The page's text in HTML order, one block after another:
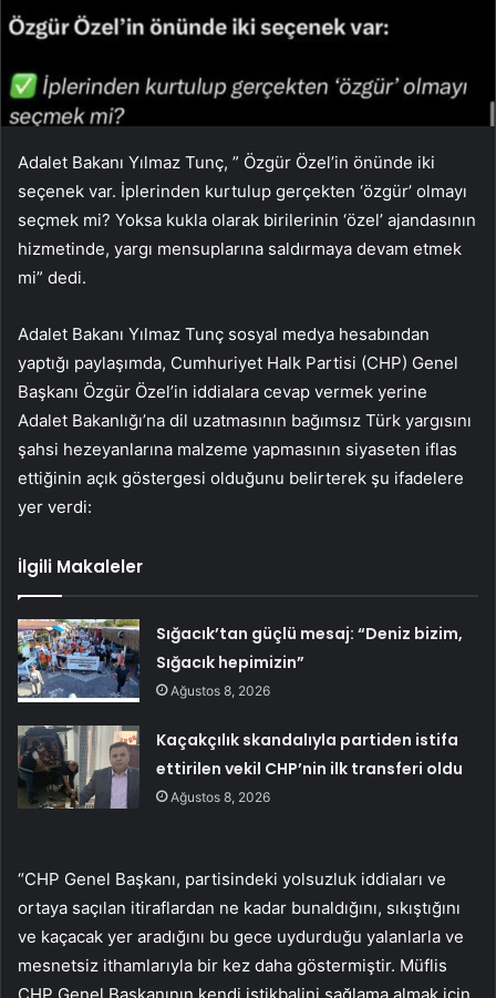
Adalet Bakanı Yılmaz Tunç, ” Özgür Özel’in önünde iki
seçenek var. İplerinden kurtulup gerçekten ‘özgür’ olmayı
seçmek mi? Yoksa kukla olarak birilerinin ‘özel’ ajandasının
hizmetinde, yargı mensuplarına saldırmaya devam etmek
mi” dedi.
Adalet Bakanı Yılmaz Tunç sosyal medya hesabından
yaptığı paylaşımda, Cumhuriyet Halk Partisi (CHP) Genel
Başkanı Özgür Özel’in iddialara cevap vermek yerine
Adalet Bakanlığı’na dil uzatmasının bağımsız Türk yargısını
şahsi hezeyanlarına malzeme yapmasının siyaseten iflas
ettiğinin açık göstergesi olduğunu belirterek şu ifadelere
yer verdi:
İlgili Makaleler
Sığacık’tan güçlü mesaj: “Deniz bizim,
Sığacık hepimizin”
Ağustos 8, 2026
Kaçakçılık skandalıyla partiden istifa
ettirilen vekil CHP’nin ilk transferi oldu
Ağustos 8, 2026
“CHP Genel Başkanı, partisindeki yolsuzluk iddiaları ve
ortaya saçılan itiraflardan ne kadar bunaldığını, sıkıştığını
ve kaçacak yer aradığını bu gece uydurduğu yalanlarla ve
mesnetsiz ithamlarıyla bir kez daha göstermiştir. Müflis